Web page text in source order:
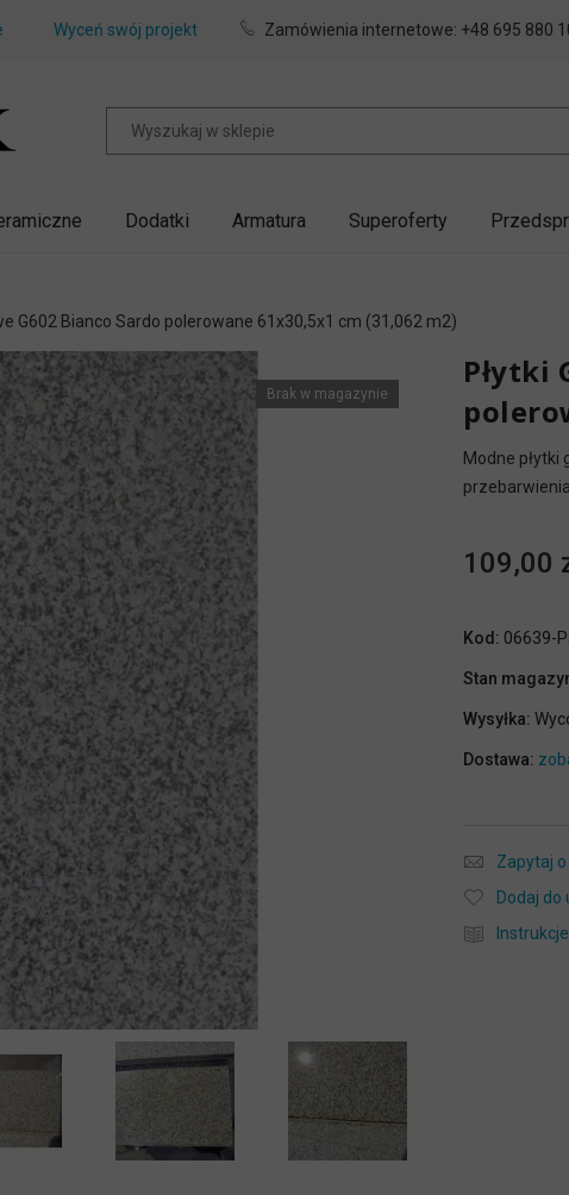
Wyceń swój projekt Zamówienia internetowe: +48 695 880
Dodatki Armatura Superoferty
G602 Bianco Sardo polerowane 61x30,5x1 cm (31,062 m2)
Brak w magazynie
Płytki
Modne płytki
109,00
Kod: 06639-
Stan
Wysyłka:
Dostawa:
Zapytaj
Dodaj do
Instrukcje